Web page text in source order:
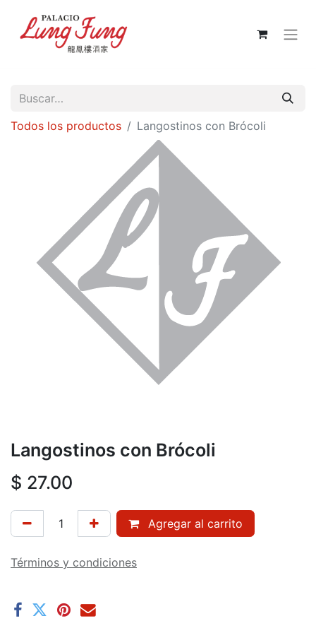
Todos los productos Langostinos con Brócoli
Langostinos con Brócoli
$ 27.00
Agregar al carrito
Términos y condiciones